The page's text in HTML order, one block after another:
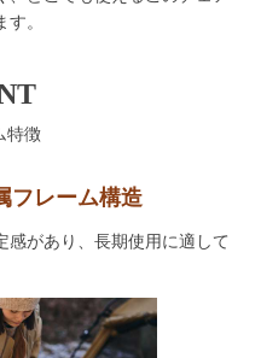
。
特徴
フレーム構造
感があり、長期使用に適して